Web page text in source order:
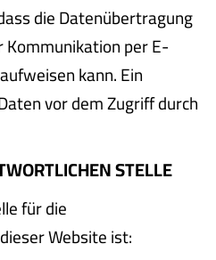
die Datenübertragung
per E-
kann. Ein
vor dem Zugriff durch
STELLE
für die
Website ist: